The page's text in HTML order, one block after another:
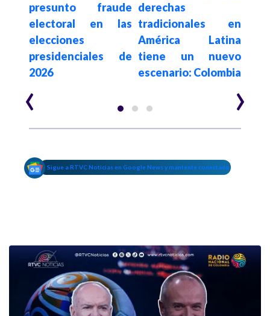
presunto fraude
electoral en las
elecciones
presidenciales de
2026
derechas
tradicionales en
América Latina
tiene un nuevo
escenario: Colombia
‹ ›
Sigue a RTVC Noticias en Google News y mantente conectado